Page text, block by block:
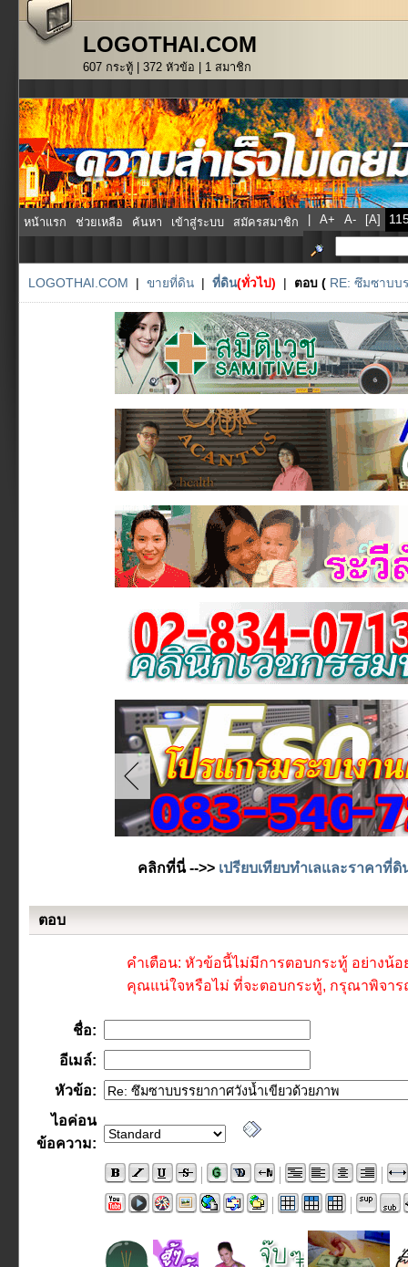
LOGOTHAI.COM
607 กระทู้ | 372 หัวข้อ | 1 สมาชิก
หน้าแรก ช่วยเหลือ ค้นหา เข้าสู่ระบบ สมัครสมาชิก | A+ A- [A]
LOGOTHAI.COM | ขายที่ดิน| ที่ดิน(ทั่วไป) | ตอบ ( RE: ซึมซาบบ
คลิกที่นี่ -->> เปรียบเทียบทำเลและราคาที่
ตอบ
คำเตือน: หัวข้อนี้ไม่มีการตอบกระทู้ อย่างน้อ
คุณแน่ใจหรือไม่ ที่จะตอบกระทู้, กรุณาพิจา
ชื่อ:
อีเมล์:
หัวข้อ:
ไอค่อน
ข้อความ: